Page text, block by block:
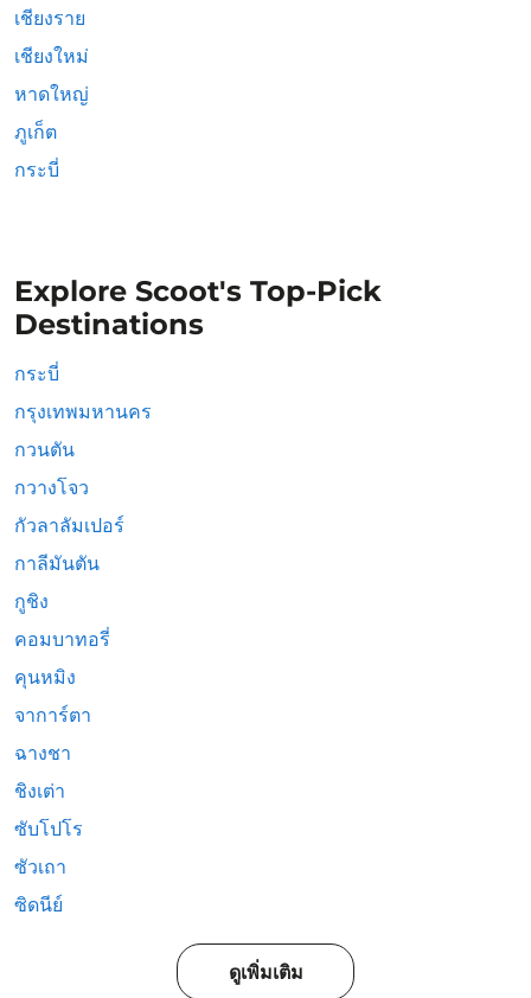
เชียงราย
เชียงใหม่
หาดใหญ่
ภูเก็ต
กระบี่
Explore Scoot's Top-Pick
Destinations
กระบี่
กรุงเทพมหานคร
กวนตัน
กวางโจว
กัวลาลัมเปอร์
กาลีมันตัน
กูชิง
คอมบาทอรี่
คุนหมิง
จาการ์ตา
ฉางชา
ชิงเต่า
ซับโปโร
ซัวเถา
ซิดนีย์
ดูเพิ่มเติม